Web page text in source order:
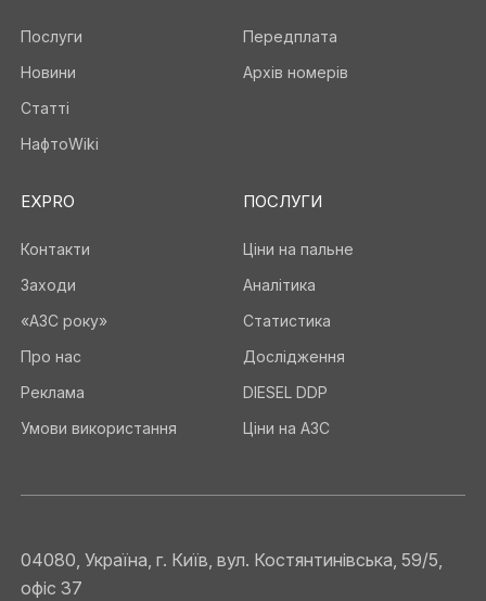
Послуги
Новини
Статті
НафтоWiki
Передплата
Архів номерів
EXPRO
Контакти
Заходи
«АЗС року»
Про нас
Реклама
Умови використання
ПОСЛУГИ
Ціни на пальне
Аналітика
Статистика
Дослідження
DIESEL DDP
Ціни на АЗС
04080, Україна, г. Київ, вул. Костянтинівська, 59/5,
офіс 37